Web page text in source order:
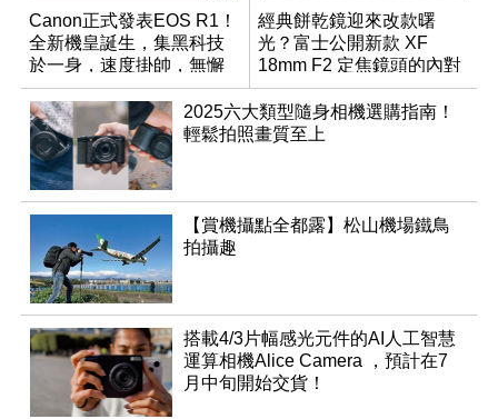
Canon正式發表EOS R1！
全新機皇誕生，集黑科技
於一身，速度掛帥，無懈
可擊
經典餅乾鏡迎來改款曙
光？富士公開新款 XF
18mm F2 定焦鏡頭的內對
焦專利
2025六大類型隨身相機選購指南！
輕鬆拍照畫質至上
【賞機攝點全都露】松山機場鐵鳥
拍攝趣
搭載4/3片幅感光元件的AI人工智慧
運算相機Alice Camera ，預計在7
月中旬開始交貨！